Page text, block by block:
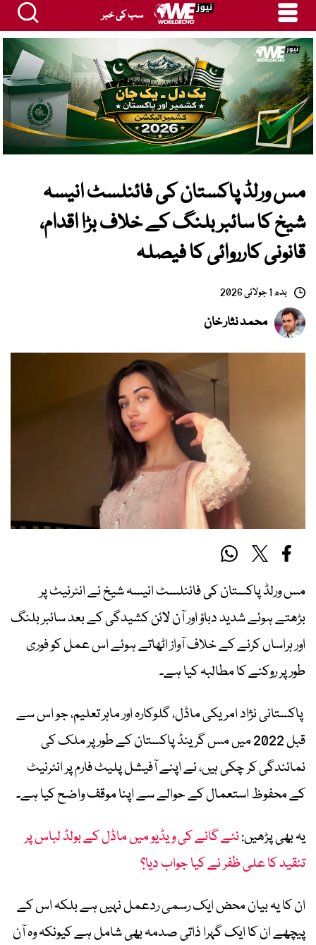
سب کی خبر
مس ورلڈ پاکستان کی فائنلسٹ انیسہ
شیخ کا سائبر بلنگ کے خلاف بڑا اقدام،
قانونی کارروائی کا فیصلہ
بدھ 1 جولائی 2026
محمد نثار خان
مس ورلڈ پاکستان کی فائنلسٹ انیسہ شیخ نے انٹرنیٹ پر
بڑھتے ہوئے شدید دباؤ اور آن لائن کشیدگی کے بعد سائبر بلنگ
اور ہراساں کرنے کے خلاف آواز اٹھاتے ہوئے اس عمل کو فوری
طور پر روکنے کا مطالبہ کیا ہے۔
پاکستانی نژاد امریکی ماڈل، گلوکارہ اور ماہر تعلیم، جو اس سے
قبل 2022 میں مس گرینڈ پاکستان کے طور پر ملک کی
نمائندگی کر چکی ہیں، نے اپنے آفیشل پلیٹ فارم پر انٹرنیٹ
کے محفوظ استعمال کے حوالے سے اپنا موقف واضح کیا ہے۔
یہ بھی پڑھیں:نئے گانے کی ویڈیو میں ماڈل کے بولڈ لباس پر
تنقید کا علی ظفر نے کیا جواب دیا؟
ان کا یہ بیان محض ایک رسمی ردعمل نہیں ہے بلکہ اس کے
پیچھے ان کا ایک گہرا ذاتی صدمہ بھی شامل ہے کیونکہ وہ آن